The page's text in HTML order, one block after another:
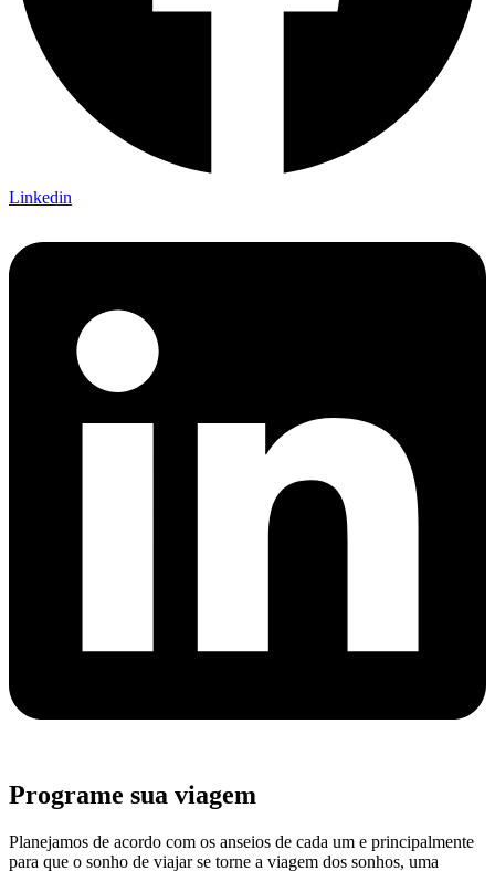
Linkedin
Programe sua viagem
Planejamos de acordo com os anseios de cada um e principalmente
para que o sonho de viajar se torne a viagem dos sonhos, uma